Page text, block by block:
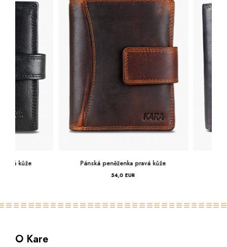
Pánská peněženka pravá kůže
O Kare